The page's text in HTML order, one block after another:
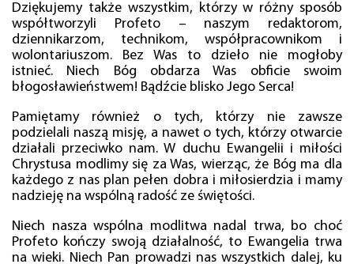
Dziękujemy także wszystkim, którzy w różny sposób
współtworzyli Profeto – naszym redaktorom,
dziennikarzom, technikom, współpracownikom i
wolontariuszom. Bez Was to dzieło nie mogłoby
istnieć. Niech Bóg obdarza Was obficie swoim
błogosławieństwem! Bądźcie blisko Jego Serca!
Pamiętamy również o tych, którzy nie zawsze
podzielali naszą misję, a nawet o tych, którzy otwarcie
działali przeciwko nam. W duchu Ewangelii i miłości
Chrystusa modlimy się za Was, wierząc, że Bóg ma dla
każdego z nas plan pełen dobra i miłosierdzia i mamy
nadzieję na wspólną radość ze świętości.
Niech nasza wspólna modlitwa nadal trwa, bo choć
Profeto kończy swoją działalność, to Ewangelia trwa
na wieki. Niech Pan prowadzi nas wszystkich dalej, ku